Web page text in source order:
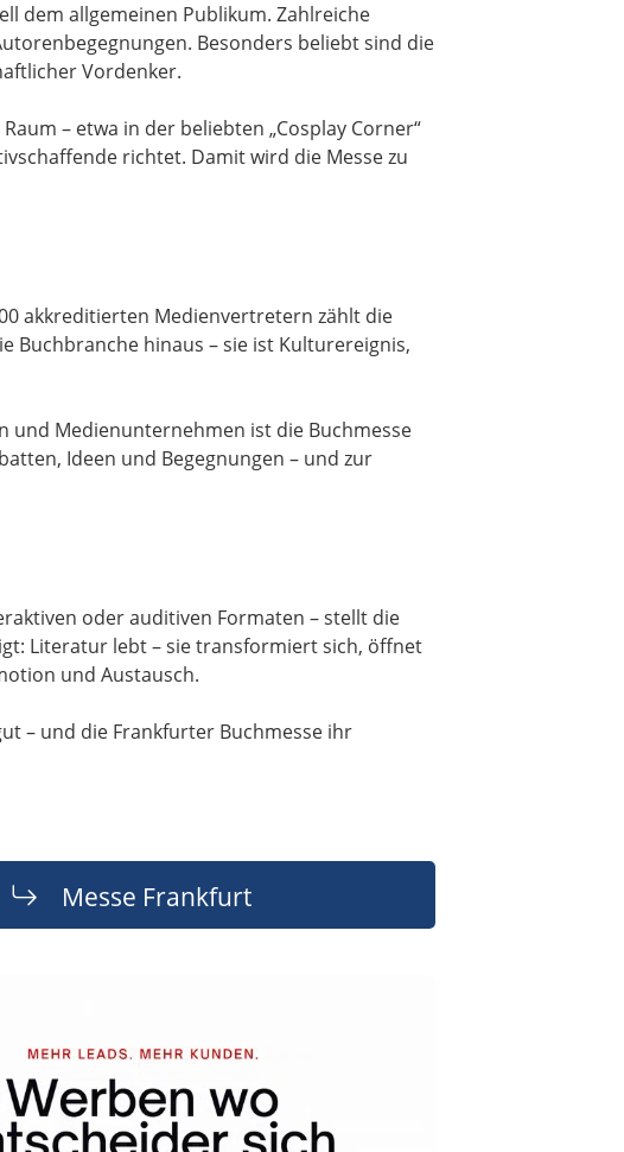
dem allgemeinen Publikum. Zahlreiche
Besonders beliebt sind die
Vordenker.
– etwa in der beliebten „Cosplay Corner“
richtet. Damit wird die Messe zu
akkreditierten Medienvertretern zählt die
Buchbranche hinaus – sie ist Kulturereignis,
Medienunternehmen ist die Buchmesse
Ideen und Begegnungen – und zur
oder auditiven Formaten – stellt die
Literatur lebt – sie transformiert sich, öffnet
und Austausch.
– und die Frankfurter Buchmesse ihr
Messe Frankfurt